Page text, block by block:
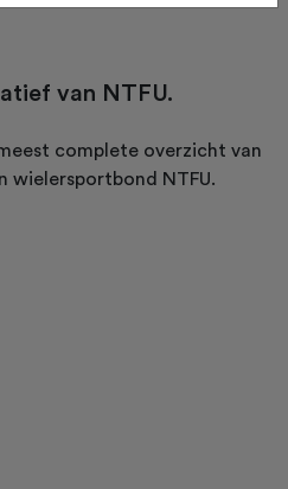
van NTFU.
complete overzicht van
wielersportbond NTFU.